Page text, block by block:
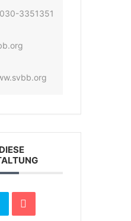
030-3351351